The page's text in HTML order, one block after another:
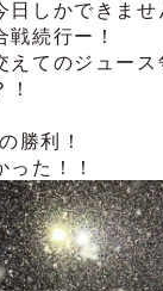
日しかできま
戦続行ー！
えてのジュー
勝利 ！
った ！！